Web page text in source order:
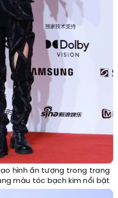
hình ấn tượng trong trang
màu tóc bạch kim nổi bật